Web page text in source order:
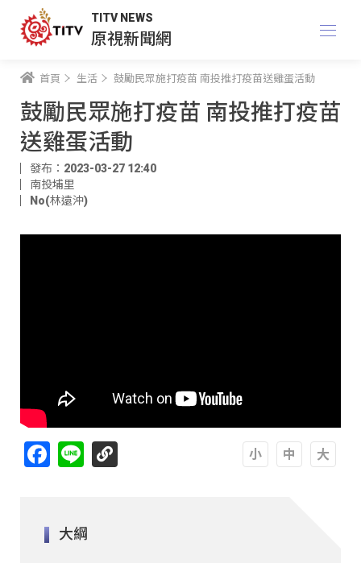
TITV NEWS
原視新聞網
首頁 生活 鼓勵民眾施打疫苗 南投推打疫苗送雞蛋活動
鼓勵民眾施打疫苗 南投推打疫苗
送雞蛋活動
發布：2023-03-27 12:40
南投埔里
No(林遠沖)
Facebook
Line
大綱